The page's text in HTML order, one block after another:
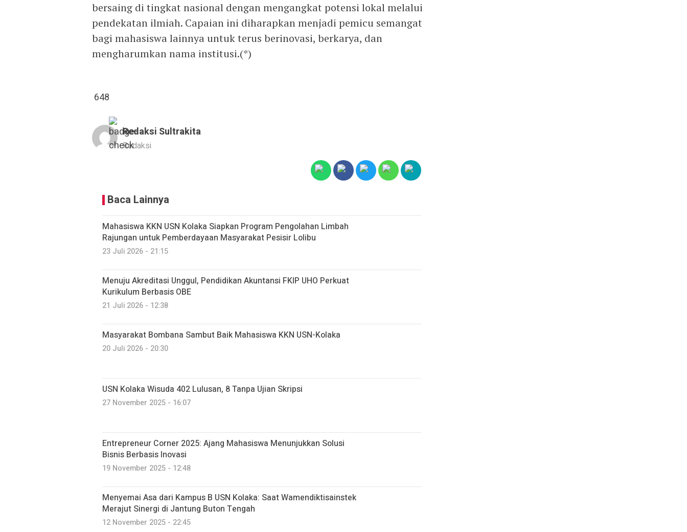
bersaing di tingkat nasional dengan mengangkat potensi lokal melalui
pendekatan ilmiah. Capaian ini diharapkan menjadi pemicu semangat
bagi mahasiswa lainnya untuk terus berinovasi, berkarya, dan
mengharumkan nama institusi.(*)
648
Redaksi Sultrakita
Redaksi
Baca Lainnya
Mahasiswa KKN USN Kolaka Siapkan Program Pengolahan Limbah
Rajungan untuk Pemberdayaan Masyarakat Pesisir Lolibu
23 Juli 2026 - 21:15
Menuju Akreditasi Unggul, Pendidikan Akuntansi FKIP UHO Perkuat
Kurikulum Berbasis OBE
21 Juli 2026 - 12:38
Masyarakat Bombana Sambut Baik Mahasiswa KKN USN-Kolaka
20 Juli 2026 - 20:30
USN Kolaka Wisuda 402 Lulusan, 8 Tanpa Ujian Skripsi
27 November 2025 - 16:07
Entrepreneur Corner 2025: Ajang Mahasiswa Menunjukkan Solusi
Bisnis Berbasis Inovasi
19 November 2025 - 12:48
Menyemai Asa dari Kampus B USN Kolaka: Saat Wamendiktisainstek
Merajut Sinergi di Jantung Buton Tengah
12 November 2025 - 22:45